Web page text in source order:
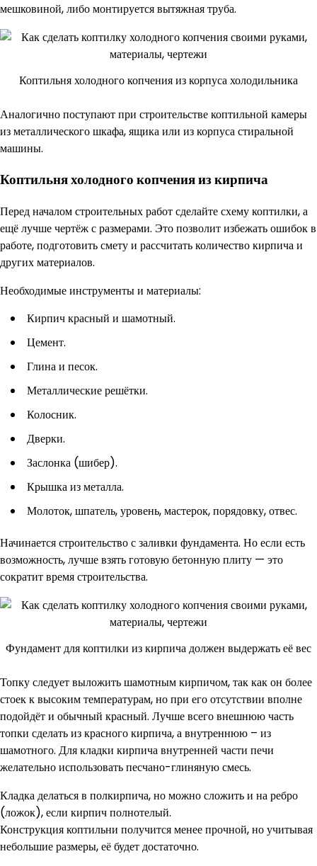
мешковиной, либо монтируется вытяжная труба.
Коптильня холодного копчения из корпуса холодильника
Аналогично поступают при строительстве коптильной камеры
из металлического шкафа, ящика или из корпуса стиральной
машины.
Коптильня холодного копчения из кирпича
Перед началом строительных работ сделайте схему коптилки, а
ещё лучше чертёж с размерами. Это позволит избежать ошибок в
работе, подготовить смету и рассчитать количество кирпича и
других материалов.
Необходимые инструменты и материалы:
Кирпич красный и шамотный.
Цемент.
Глина и песок.
Металлические решётки.
Колосник.
Дверки.
Заслонка (шибер).
Крышка из металла.
Молоток, шпатель, уровень, мастерок, порядовку, отвес.
Начинается строительство с заливки фундамента. Но если есть
возможность, лучше взять готовую бетонную плиту — это
сократит время строительства.
Фундамент для коптилки из кирпича должен выдержать её вес
Топку следует выложить шамотным кирпичом, так как он более
стоек к высоким температурам, но при его отсутствии вполне
подойдёт и обычный красный. Лучше всего внешнюю часть
топки сделать из красного кирпича, а внутреннюю – из
шамотного. Для кладки кирпича внутренней части печи
желательно использовать песчано-глиняную смесь.
Кладка делаться в полкирпича, но можно сложить и на ребро
(ложок), если кирпич полнотелый.
Конструкция коптильни получится менее прочной, но учитывая
небольшие размеры, её будет достаточно.